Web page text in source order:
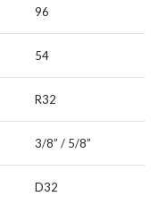
96
54
R32
3/8” / 5/8”
D32